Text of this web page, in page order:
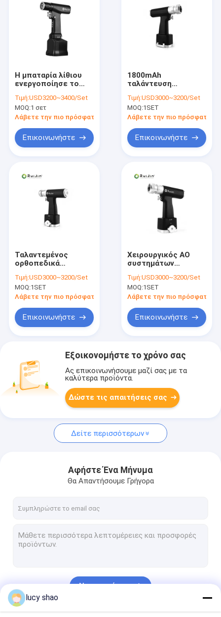
Η μπαταρία λίθιου
ενεργοποίησε το
πολυσύνθετο πριόνι
Em-100 τρυπανιών
για τη χειρουργική
Τιμή:USD3200~3400/Set
MOQ:1 σετ
Λάβετε την πιο πρόσφατη τιμή
Επικοινωνήστε
1800mAh
ταλάντευση
γρήγορα ορθοπεδική
χειρουργική
πολυσύνθετη
Τιμή:USD3000~3200/Set
MOQ:1SET
Λάβετε την πιο πρόσφατη
Επικοινωνήστε
Ταλαντεμένος
ορθοπεδικά
τρυπάνια AO γρήγορα
πολυσύνθετα
Τιμή:USD3000~3200/Set
MOQ:1SET
Λάβετε την πιο πρόσφατη τιμή
Επικοινωνήστε
Χειρουργικός AO
συστημάτων
ταλάντευσης
πολυσύνθετος
ορθοπεδικός
Τιμή:USD3000~3200/Set
MOQ:1SET
Λάβετε την πιο πρόσφατη
Επικοινωνήστε
Εξοικονομήστε το χρόνο σας
Ας επικοινωνήσουμε μαζί σας με τα
καλύτερα προϊόντα.
Δώστε τις απαιτήσεις σας
Δείτε περισσότερων
Αφήστε Ένα Μήνυμα
Θα Απαντήσουμε Γρήγορα
Να συνεχίσει
lucy shao